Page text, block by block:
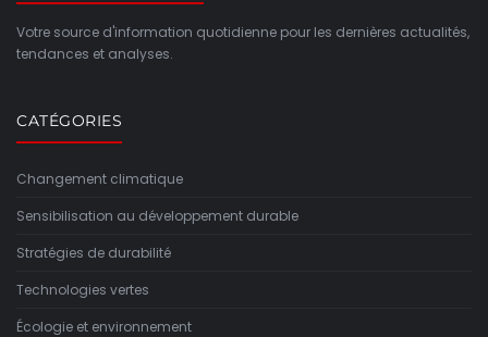
Votre source d'information quotidienne pour les dernières actualités,
tendances et analyses.
CATÉGORIES
Changement climatique
Sensibilisation au développement durable
Stratégies de durabilité
Technologies vertes
Écologie et environnement